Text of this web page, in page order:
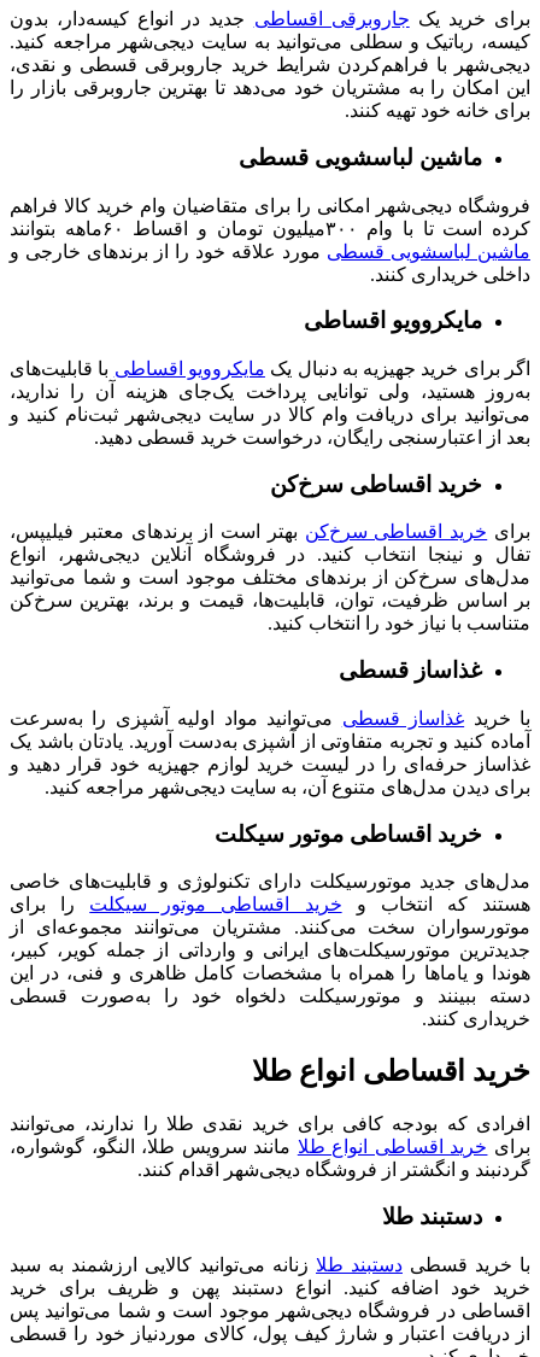
برای خرید یک جاروبرقی‌ اقساطی جدید در انواع کیسه‌دار، بدون
کیسه، رباتیک و سطلی می‌توانید به سایت دیجی‌شهر مراجعه کنید.
دیجی‌شهر با فراهم‌کردن شرایط خرید جاروبرقی قسطی و نقدی،
این امکان را به مشتریان خود می‌دهد تا بهترین جاروبرقی بازار را
برای خانه خود تهیه کنند.
ماشین لباسشویی قسطی
فروشگاه دیجی‌شهر امکانی را برای متقاضیان وام خرید کالا فراهم
کرده است تا با وام ۳۰۰میلیون تومان و اقساط ۶۰ماهه بتوانند
ماشین لباسشویی قسطی مورد علاقه خود را از برندهای خارجی و
داخلی خریداری کنند.
مایکروویو اقساطی
اگر برای خرید جهیزیه به دنبال یک مایکروویو اقساطی با قابلیت‌‌های
به‌روز هستید، ولی توانایی پرداخت یک‌جای هزینه آن را ندارید،
می‌توانید برای دریافت وام کالا در سایت دیجی‌شهر ثبت‌نام کنید و
بعد از اعتبارسنجی رایگان، درخواست خرید قسطی دهید.
خرید اقساطی سرخ‌کن
برای خرید اقساطی سرخ‌کن بهتر است از برندهای معتبر فیلیپس،
تفال و نینجا انتخاب کنید. در فروشگاه آنلاین دیجی‌شهر، انواع
مدل‌های سرخ‌کن از برندهای مختلف موجود است و شما می‌توانید
بر اساس ظرفیت، توان، قابلیت‌ها، قیمت و برند، بهترین سرخ‌کن
متناسب با نیاز خود را انتخاب کنید.
غذاساز قسطی
با خرید غذاساز قسطی می‌توانید مواد اولیه آشپزی را به‌سرعت
آماده کنید و تجربه متفاوتی از آشپزی به‌دست آورید. یادتان باشد یک
غذاساز حرفه‌ای را در لیست خرید لوازم جهیزیه خود قرار دهید و
برای دیدن مدل‌های متنوع آن، به سایت دیجی‌شهر مراجعه کنید.
خرید اقساطی موتور سیکلت
مدل‌های جدید موتورسیکلت دارای تکنولوژی و قابلیت‌های خاصی
هستند که انتخاب و
خرید اقساطی موتور سیکلت
را برای
موتورسواران سخت می‌کنند. مشتریان می‌توانند مجموعه‌ای از
جدیدترین موتورسیکلت‌های ایرانی و وارداتی از جمله کویر، کبیر،
هوندا و یاماها را همراه با مشخصات کامل ظاهری و فنی، در این
دسته ببینند و موتورسیکلت دلخواه خود را به‌صورت قسطی
خریداری کنند.
خرید اقساطی انواع طلا
افرادی که بودجه کافی برای خرید نقدی طلا را ندارند، می‌توانند
برای خرید اقساطی انواع طلا مانند سرویس طلا، النگو، گوشواره،
گردنبند و انگشتر از فروشگاه دیجی‌شهر اقدام کنند.
دستبند طلا
با خرید قسطی دستبند طلا زنانه می‌توانید کالایی ارزشمند به سبد
خرید خود اضافه کنید. انواع دستبند پهن و ظریف برای خرید
اقساطی در فروشگاه دیجی‌شهر موجود است و شما می‌توانید پس
از دریافت اعتبار و شارژ کیف پول، کالای موردنیاز خود را قسطی